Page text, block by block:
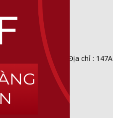
Tín – Chất Lượng Địa chỉ :